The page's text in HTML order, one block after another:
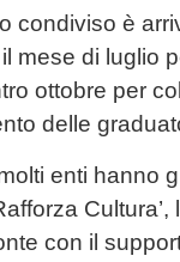
condiviso è
mese di luglio
ottobre per
delle
enti hanno
con il